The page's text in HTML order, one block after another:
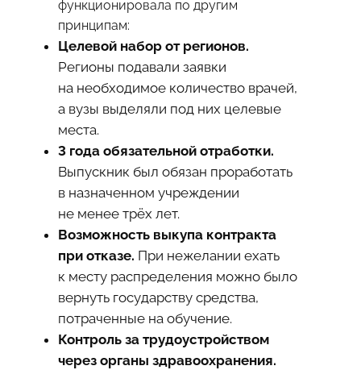
функционировала по другим
принципам:
Целевой набор от регионов.
Регионы подавали заявки
на необходимое количество врачей,
а вузы выделяли под них целевые
места.
3 года обязательной отработки.
Выпускник был обязан проработать
в назначенном учреждении
не менее трёх лет.
Возможность выкупа контракта
при отказе. При нежелании ехать
к месту распределения можно было
вернуть государству средства,
потраченные на обучение.
Контроль за трудоустройством
через органы здравоохранения.